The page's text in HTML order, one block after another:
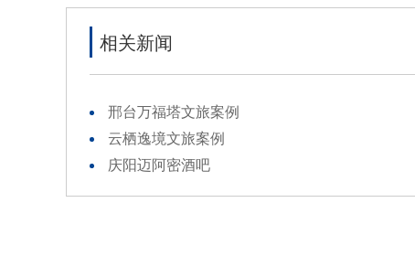
相关新闻
邢台万福塔文旅案例
云栖逸境文旅案例
庆阳迈阿密酒吧